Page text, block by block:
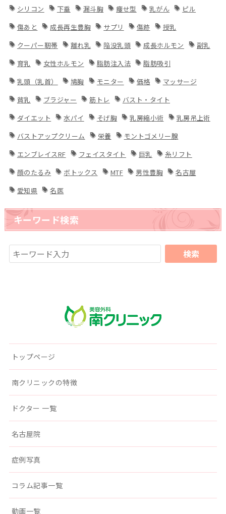
シリコン
下垂 漏斗胸 痩せ型 乳がん
ピル
傷あと
成長再生豊胸 サプリ 傷跡
授乳
クーパー靭帯
離れ乳 陥没乳頭 成長ホルモン
副乳
育乳
女性ホルモン 脂肪注入法
脂肪吸引
乳頭（乳首）
鳩胸 モニター 価格
マッサージ
貧乳
ブラジャー 筋トレ
バスト・タイト
ダイエット
水パイ そげ胸 乳房縮小術
乳房吊上術
バストアップクリーム
栄養
モントゴメリー腺
エンブレイスRF
フェイスタイト 巨乳
糸リフト
顔のたるみ
ボトックス MTF 男性豊胸
名古屋
愛知県
名医
キーワード検索
トップページ
南クリニックの特徴
ドクター 一覧
名古屋院
症例写真
コラム記事一覧
動画一覧